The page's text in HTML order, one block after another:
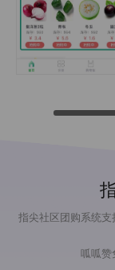
指尖社区团购系统
呱呱